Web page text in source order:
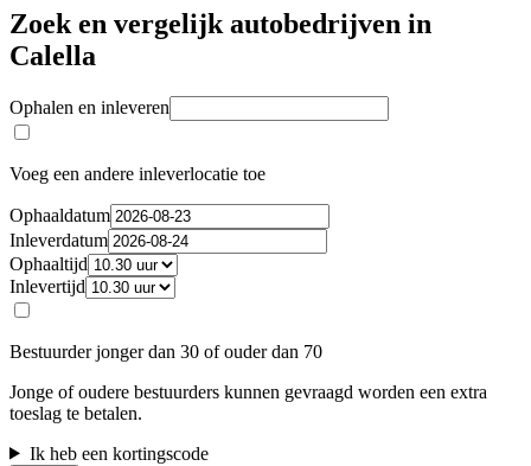
Zoek en vergelijk autobedrijven in
Calella
Ophalen en inleveren
Voeg een andere inleverlocatie toe
Ophaaldatum
Inleverdatum
Ophaaltijd
Inlevertijd
Bestuurder jonger dan 30 of ouder dan 70
Jonge of oudere bestuurders kunnen gevraagd worden een extra
toeslag te betalen.
Ik heb een kortingscode